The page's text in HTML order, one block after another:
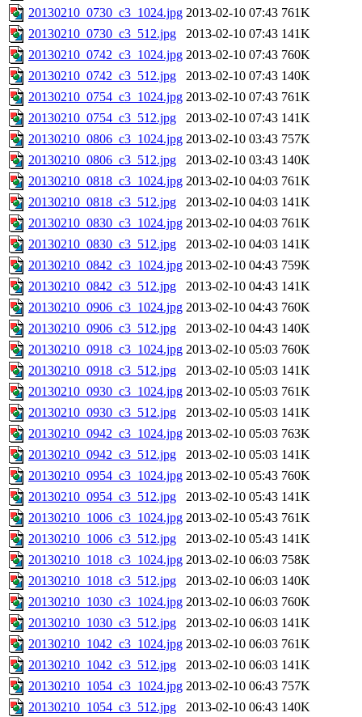
20130210_0730_c3_1024.jpg 2013-02-10 07:43 761K
20130210_0730_c3_512.jpg
2013-02-10 07:43 141K
20130210_0742_c3_1024.jpg 2013-02-10 07:43 760K
20130210_0742_c3_512.jpg
2013-02-10 07:43 140K
20130210_0754_c3_1024.jpg 2013-02-10 07:43 761K
20130210_0754_c3_512.jpg
2013-02-10 07:43 141K
20130210_0806_c3_1024.jpg 2013-02-10 03:43 757K
20130210_0806_c3_512.jpg
2013-02-10 03:43 140K
20130210_0818_c3_1024.jpg 2013-02-10 04:03 761K
20130210_0818_c3_512.jpg
2013-02-10 04:03 141K
20130210_0830_c3_1024.jpg 2013-02-10 04:03 761K
20130210_0830_c3_512.jpg
2013-02-10 04:03 141K
20130210_0842_c3_1024.jpg 2013-02-10 04:43 759K
20130210_0842_c3_512.jpg
2013-02-10 04:43 141K
20130210_0906_c3_1024.jpg 2013-02-10 04:43 760K
20130210_0906_c3_512.jpg
2013-02-10 04:43 140K
20130210_0918_c3_1024.jpg 2013-02-10 05:03 760K
20130210_0918_c3_512.jpg
2013-02-10 05:03 141K
20130210_0930_c3_1024.jpg 2013-02-10 05:03 761K
20130210_0930_c3_512.jpg
2013-02-10 05:03 141K
20130210_0942_c3_1024.jpg 2013-02-10 05:03 763K
20130210_0942_c3_512.jpg
2013-02-10 05:03 141K
20130210_0954_c3_1024.jpg 2013-02-10 05:43 760K
20130210_0954_c3_512.jpg
2013-02-10 05:43 141K
20130210_1006_c3_1024.jpg 2013-02-10 05:43 761K
20130210_1006_c3_512.jpg
2013-02-10 05:43 141K
20130210_1018_c3_1024.jpg 2013-02-10 06:03 758K
20130210_1018_c3_512.jpg
2013-02-10 06:03 140K
20130210_1030_c3_1024.jpg 2013-02-10 06:03 760K
20130210_1030_c3_512.jpg
2013-02-10 06:03 141K
20130210_1042_c3_1024.jpg 2013-02-10 06:03 761K
20130210_1042_c3_512.jpg
2013-02-10 06:03 141K
20130210_1054_c3_1024.jpg 2013-02-10 06:43 757K
20130210_1054_c3_512.jpg
2013-02-10 06:43 140K